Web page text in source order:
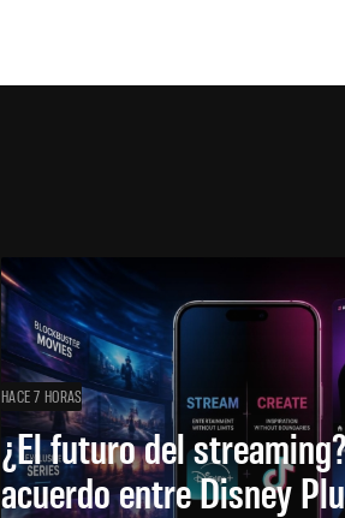
HACE 7 HORAS
¿El futuro del
acuerdo entre Disney